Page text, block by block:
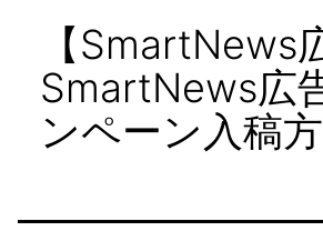
【SmartNews
SmartNews広
ンペーン入稿